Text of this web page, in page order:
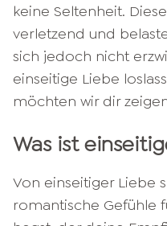
keine Seltenheit.
verletzend und
sich jedoch nicht
einseitige Liebe
möchten wir dir
Was ist
Von einseitiger Liebe
romantische Gefühle